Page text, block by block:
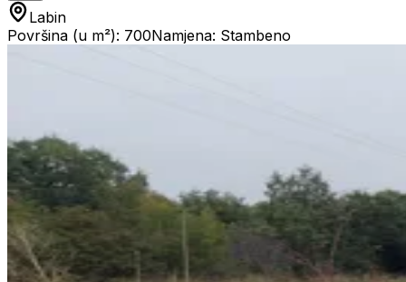
Labin
Površina (u m²): 700Namjena: Stambeno